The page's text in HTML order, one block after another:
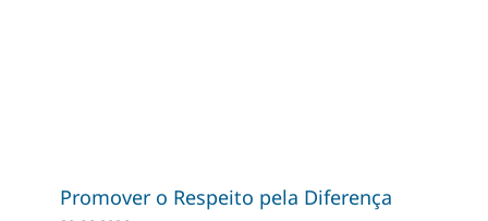
Promover o Respeito pela Diferença